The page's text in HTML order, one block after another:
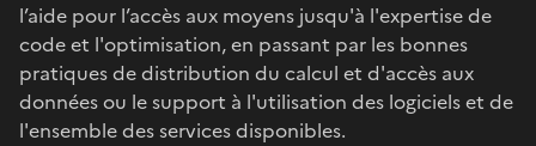
l’aide pour l’accès aux moyens jusqu'à l'expertise de
code et l'optimisation, en passant par les bonnes
pratiques de distribution du calcul et d'accès aux
données ou le support à l'utilisation des logiciels et de
l'ensemble des services disponibles.